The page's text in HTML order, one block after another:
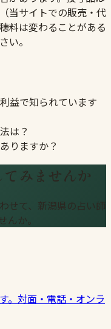
当サイトでの販売・代
料は変わることがある
い。
益で知られています
は？
りますか？
みませんか
せて、新潟県の占い師
か。
。対面・電話・オンラ